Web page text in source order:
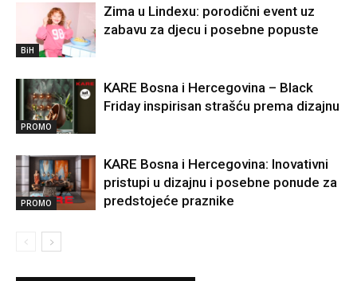
BiH
Zima u Lindexu: porodični event uz
zabavu za djecu i posebne popuste
PROMO
KARE Bosna i Hercegovina – Black
Friday inspirisan strašću prema dizajnu
PROMO
KARE Bosna i Hercegovina: Inovativni
pristupi u dizajnu i posebne ponude za
predstojeće praznike